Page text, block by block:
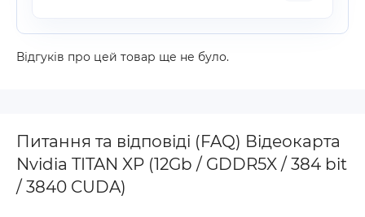
Відгуків про цей товар ще не було.
Питання та відповіді (FAQ) Відеокарта
Nvidia TITAN XP (12Gb / GDDR5X / 384 bit
/ 3840 CUDA)